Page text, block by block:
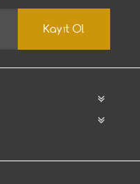
Kayıt Ol